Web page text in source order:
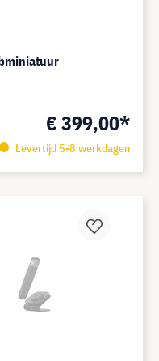
€ 399,00*
Levertijd 5-8 werkdagen